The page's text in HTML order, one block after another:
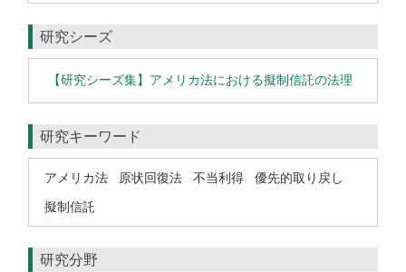
研究シーズ
【研究シーズ集】アメリカ法における擬制信託の法理
研究キーワード
アメリカ法 原状回復法 不当利得
優先的取り戻し
擬制信託
研究分野